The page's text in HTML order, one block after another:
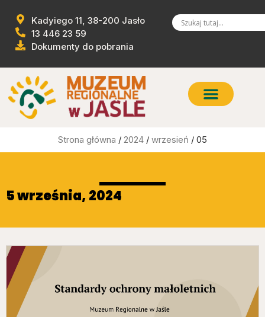
Kadyiego 11, 38-200 Jasło
13 446 23 59
Dokumenty do pobrania
Strona główna / 2024 / wrzesień / 05
5 września, 2024